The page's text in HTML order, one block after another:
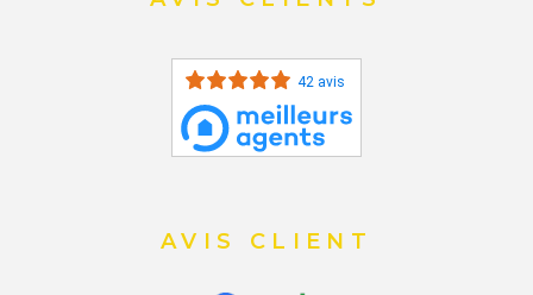
42 avis
AVIS CLIENT